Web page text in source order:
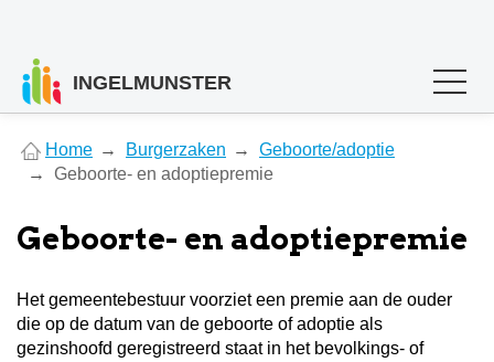
INGELMUNSTER
are
here
Home Burgerzaken
Geboorte/adoptie
Geboorte- en adoptiepremie
Geboorte- en adoptiepremie
Het gemeentebestuur voorziet een premie aan de ouder
die op de datum van de geboorte of adoptie als
gezinshoofd geregistreerd staat in het bevolkings- of